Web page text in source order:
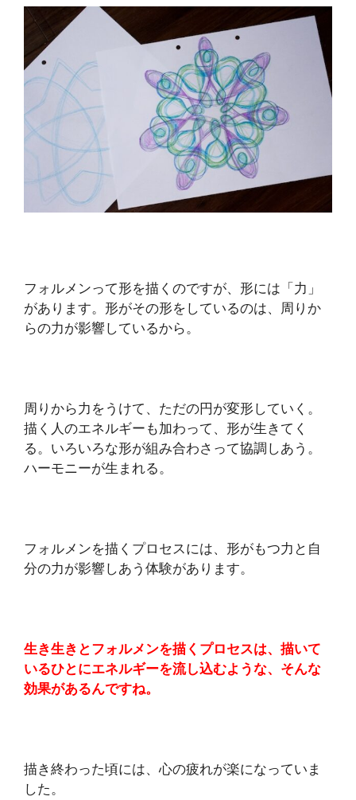
フォルメンって形を描くのですが、形には「力」
があります。形がその形をしているのは、周りか
らの力が影響しているから。
周りから力をうけて、ただの円が変形していく。
描く人のエネルギーも加わって、形が生きてく
る。いろいろな形が組み合わさって協調しあう。
ハーモニーが生まれる。
フォルメンを描くプロセスには、形がもつ力と自
分の力が影響しあう体験があります。
生き生きとフォルメンを描くプロセスは、描いて
いるひとにエネルギーを流し込むような、そんな
効果があるんですね。
描き終わった頃には、心の疲れが楽になっていま
した。